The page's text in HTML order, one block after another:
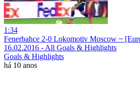
1:34
Fenerbahce 2-0 Lokomotiv Moscow ~
16.02.2016 - All Goals & Highlights
Goals & Highlights
há 10 anos